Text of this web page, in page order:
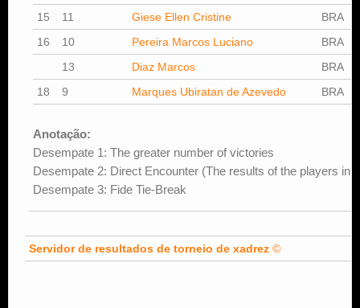
15
11 Giese Ellen Cristine BRA
16
10 Pereira Marcos Luciano BRA
13
Diaz Marcos BRA
18
9 Marques Ubiratan de Azevedo BRA
Anotação:
Desempate 1: The greater number of victories
Desempate 2: Direct Encounter (The results of the players in
Desempate 3: Fide Tie-Break
Servidor de resultados de torneio de xadrez ©